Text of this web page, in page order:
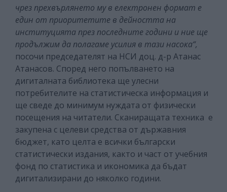
чрез прехвърлянето му в електронен формат е
един от приоритетите в дейността на
институцията през последните години и ние ще
продължим да полагаме усилия в тази насока“,
посочи председателят на НСИ доц. д-р Атанас
Атанасов. Според него попълването на
дигиталната библиотека ще улесни
потребителите на статистическа информация и
ще сведе до минимум нуждата от физически
посещения на читатели. Сканиращата техника е
закупена с целеви средства от държавния
бюджет, като целта е всички български
статистически издания, както и част от учебния
фонд по статистика и икономика да бъдат
дигитализирани до няколко години.